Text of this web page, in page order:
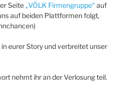
Seite „VÖLK Firmengruppe“ auf
auf beiden Plattformen folgt,
eurer Story und verbreitet unser
nehmt ihr an der Verlosung teil.